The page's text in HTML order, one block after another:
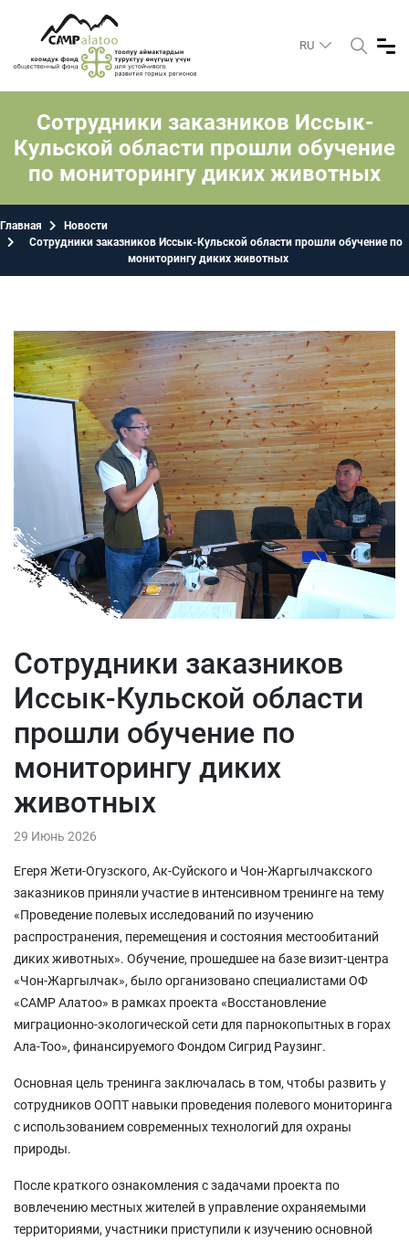
RU
Сотрудники заказников Иссык-
Кульской области прошли обучение
по мониторингу диких животных
Главная
Новости
Сотрудники заказников Иссык-Кульской области прошли обучение по
мониторингу диких животных
Сотрудники заказников
Иссык-Кульской области
прошли обучение по
мониторингу диких
животных
29 Июнь 2026
Егеря Жети-Огузского, Ак-Суйского и Чон-Жаргылчакского
заказников приняли участие в интенсивном тренинге на тему
«Проведение полевых исследований по изучению
распространения, перемещения и состояния местообитаний
диких животных». Обучение, прошедшее на базе визит-центра
«Чон-Жаргылчак», было организовано специалистами ОФ
«САМР Алатоо» в рамках проекта «Восстановление
миграционно-экологической сети для парнокопытных в горах
Ала-Тоо», финансируемого Фондом Сигрид Раузинг.
Основная цель тренинга заключалась в том, чтобы развить у
сотрудников ООПТ навыки проведения полевого мониторинга
с использованием современных технологий для охраны
природы.
После краткого ознакомления с задачами проекта по
вовлечению местных жителей в управление охраняемыми
территориями, участники приступили к изучению основной